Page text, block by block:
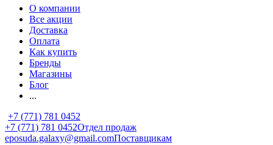
О компании
Все акции
Доставка
Оплата
Как купить
Бренды
Магазины
Блог
...
+7 (771) 781 0452
+7 (771) 781 0452Отдел продаж
eposuda.galaxy@gmail.comПоставщикам